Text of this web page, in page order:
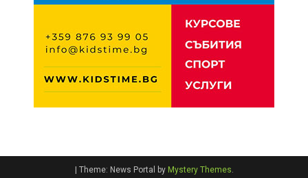
Theme: News Portal by Mystery Themes.